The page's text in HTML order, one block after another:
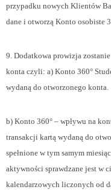
przypadku nowych Klientów
dane i otworzą Konto osobiste
9. Dodatkowa prowizja
konta czyli: a) Konto 360°
wydaną do otworzonego konta.
b) Konto 360° – wpływu na
transakcji kartą wydaną do
spełnione w tym samym
aktywności sprawdzane jest w
kalendarzowych liczonych od